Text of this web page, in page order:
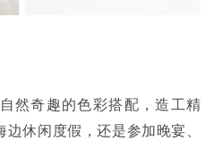
然奇趣的色彩搭配，造工精
休闲度假，还是参加晚宴、